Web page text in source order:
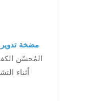
مضخة تدوير
المُحسّن
أثناء